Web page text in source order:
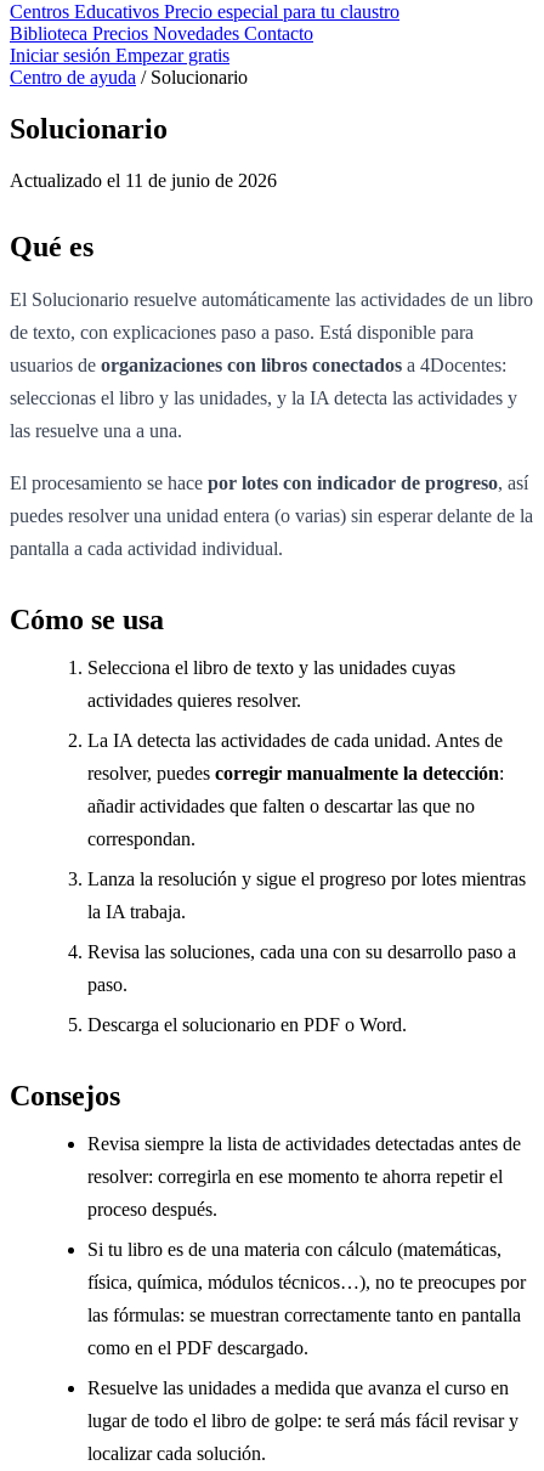
Centros Educativos Precio especial para tu claustro
Biblioteca Precios Novedades Contacto
Iniciar sesión Empezar gratis
Centro de ayuda / Solucionario
Solucionario
Actualizado el 11 de junio de 2026
Qué es
El Solucionario resuelve automáticamente las actividades de un libro
de texto, con explicaciones paso a paso. Está disponible para
usuarios de organizaciones con libros conectados a 4Docentes:
seleccionas el libro y las unidades, y la IA detecta las actividades y
las resuelve una a una.
El procesamiento se hace por lotes con indicador de progreso, así
puedes resolver una unidad entera (o varias) sin esperar delante de la
pantalla a cada actividad individual.
Cómo se usa
Selecciona el libro de texto y las unidades cuyas
actividades quieres resolver.
La IA detecta las actividades de cada unidad. Antes de
resolver, puedes corregir manualmente la detección:
añadir actividades que falten o descartar las que no
correspondan.
Lanza la resolución y sigue el progreso por lotes mientras
la IA trabaja.
Revisa las soluciones, cada una con su desarrollo paso a
paso.
Descarga el solucionario en PDF o Word.
Consejos
Revisa siempre la lista de actividades detectadas antes de
resolver: corregirla en ese momento te ahorra repetir el
proceso después.
Si tu libro es de una materia con cálculo (matemáticas,
física, química, módulos técnicos…), no te preocupes por
las fórmulas: se muestran correctamente tanto en pantalla
como en el PDF descargado.
Resuelve las unidades a medida que avanza el curso en
lugar de todo el libro de golpe: te será más fácil revisar y
localizar cada solución.